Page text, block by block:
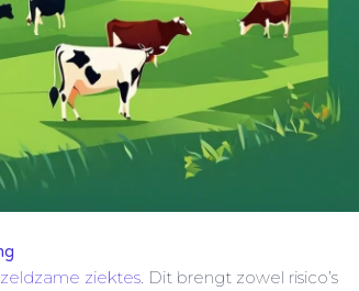
ziektes. Dit brengt zowel risico’s